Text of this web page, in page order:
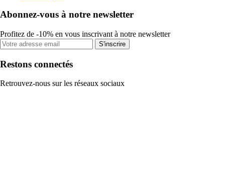
Abonnez-vous à notre newsletter
Profitez de -10% en vous inscrivant à notre newsletter
S'inscrire
Restons connectés
Retrouvez-nous sur les réseaux sociaux